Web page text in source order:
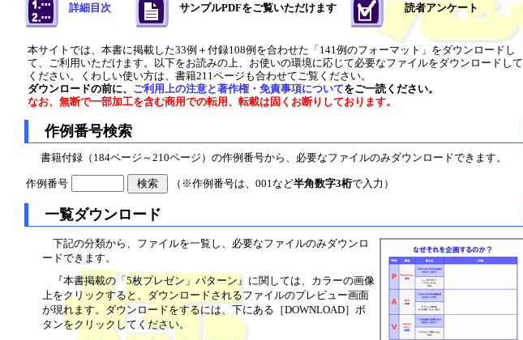
詳細目次 サンプルPDFをご覧いただけます 読者アンケート
本サイトでは、本書に掲載した33例＋付録108例を合わせた「141例のフォーマット」をダウンロードし
て、ご利用いただけます。以下をお読みの上、お使いの環境に応じて必要なファイルをダウンロードして
ください。くわしい使い方は、書籍211ページも合わせてご覧ください。
ダウンロードの前に、 ご利用上の注意と著作権・免責事項についてをご一読ください。
なお、無断で一部加工を含む商用での転用、転載は固くお断りしております。
作例番号検索
書籍付録（184ページ～210ページ）の作例番号から、必要なファイルのみダウンロードできます。
作例番号 （※作例番号は、001など半角数字3桁で入力）
一覧ダウンロード
下記の分類から、ファイルを一覧し、必要なファイルのみダウンロ
ードできます。
『本書掲載の「5枚プレゼン」パターン』に関しては、カラーの画像
上をクリックすると、ダウンロードされるファイルのプレビュー画面
が現れます。ダウンロードをするには、下にある［DOWNLOAD］ボ
タンをクリックしてください。